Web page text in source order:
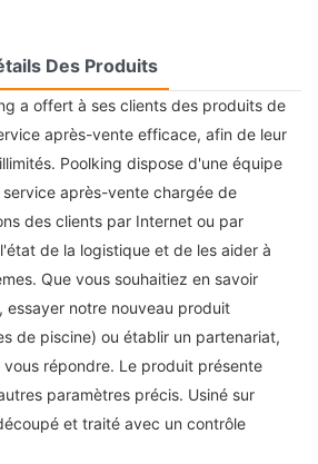
Des Produits
a offert à ses clients des produits de
après-vente efficace, afin de leur
Poolking dispose d'une équipe
après-vente chargée de
des clients par Internet ou par
de la logistique et de les aider à
Que vous souhaitiez en savoir
essayer notre nouveau produit
de piscine) ou établir un partenariat,
vous répondre. Le produit présente
paramètres précis. Usiné sur
et traité avec un contrôle